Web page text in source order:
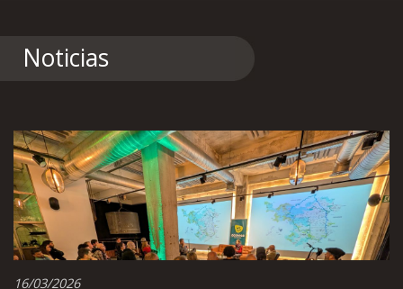
Noticias
16/03/2026